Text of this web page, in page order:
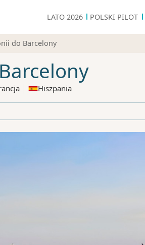
LATO 2026 POLSKI PILOT
do Barcelony
Hiszpania